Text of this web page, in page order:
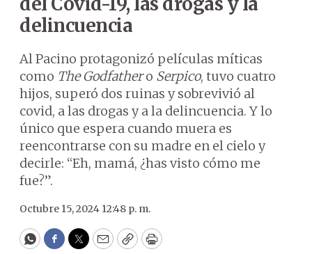
delincuencia
Al Pacino protagonizó películas míticas
como The Godfathero Serpico, tuvo cuatro
hijos, superó dos ruinas y sobrevivió al
covid, a las drogas y a la delincuencia. Y lo
único que espera cuando muera es
reencontrarse con su madre en el cielo y
decirle: “Eh, mamá, ¿has visto cómo me
fue?”.
Octubre 15, 2024 12:48 p. m.
WhatsApp
Facebook
Twitter
EmailCopyPrint